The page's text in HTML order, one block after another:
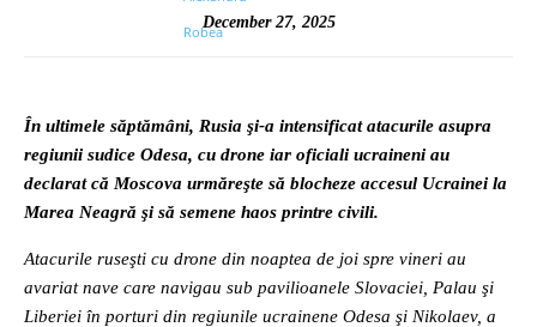
December 27, 2025
În ultimele săptămâni, Rusia şi-a intensificat atacurile asupra
regiunii sudice Odesa, cu drone iar oficiali ucraineni au
declarat că Moscova urmăreşte să blocheze accesul Ucrainei la
Marea Neagră şi să semene haos printre civili.
Atacurile ruseşti cu drone din noaptea de joi spre vineri au
avariat nave care navigau sub pavilioanele Slovaciei, Palau şi
Liberiei în porturi din regiunile ucrainene Odesa şi Nikolaev, a